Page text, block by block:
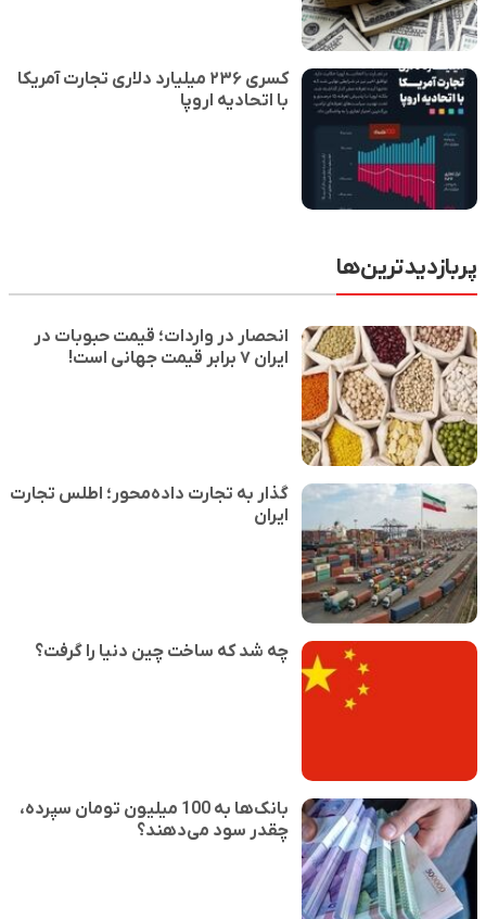
️کسری ۲۳۶ میلیارد دلاری تجارت آمریکا
با اتحادیه اروپا
پربازدیدترین‌ها
انحصار در واردات؛ قیمت حبوبات در
ایران ۷ برابر قیمت جهانی است!
گذار به تجارت داده‌محور؛ اطلس تجارت
ایران
چه شد که ساخت چین دنیا را گرفت؟
بانک‌ها به 100 میلیون تومان سپرده،
چقدر سود می‌دهند؟